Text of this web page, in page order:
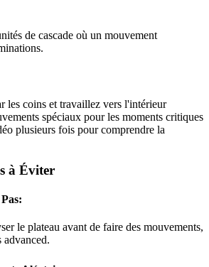
de cascade où un mouvement
les coins et travaillez vers l'intérieur
spéciaux pour les moments critiques
plusieurs fois pour comprendre la
à Éviter
le plateau avant de faire des mouvements,
advanced.